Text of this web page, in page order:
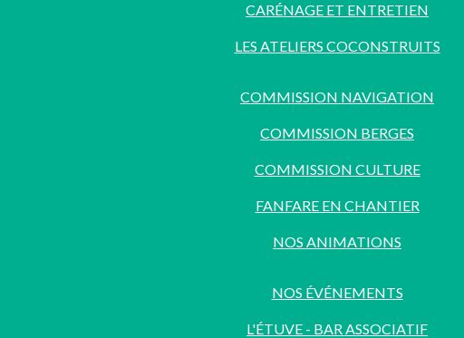
CARÉNAGE ET ENTRETIEN
LES ATELIERS COCONSTRUITS
COMMISSION NAVIGATION
COMMISSION BERGES
COMMISSION CULTURE
FANFARE EN CHANTIER
NOS ANIMATIONS
NOS ÉVÉNEMENTS
L'ÉTUVE - BAR ASSOCIATIF